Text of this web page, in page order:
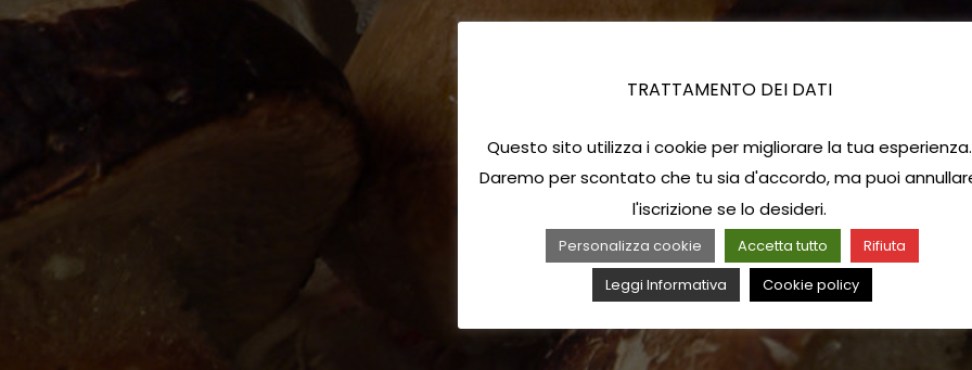
TRATTAMENTO DEI DATI
Questo sito utilizza i cookie per migliorare la tua esperienza.
Daremo per scontato che tu sia d'accordo, ma puoi
l'iscrizione se lo desideri.
Personalizza cookie Accetta tutto
Rifiuta
Leggi Informativa
Cookie policy